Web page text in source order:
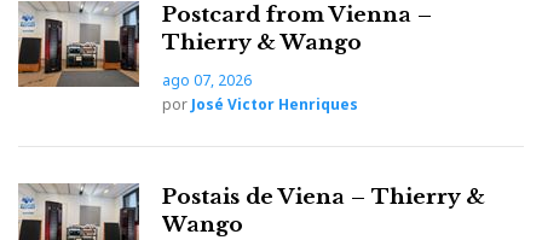
Postcard from Vienna –
Thierry & Wango
ago 07, 2026
por José Victor Henriques
Postais de Viena – Thierry &
Wango